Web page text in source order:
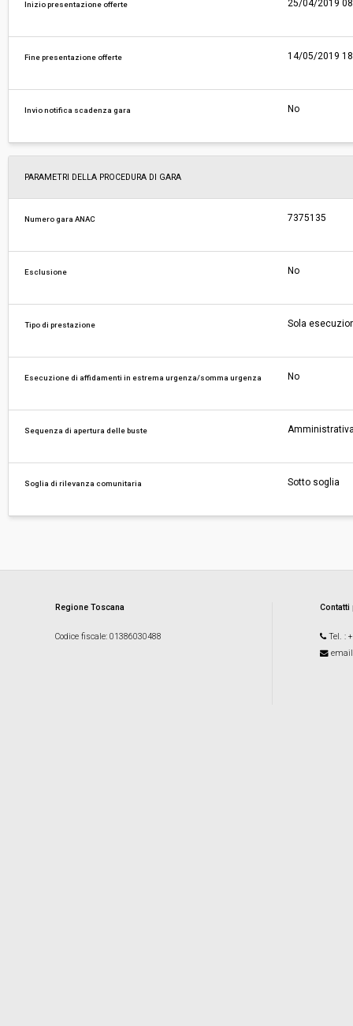
Inizio presentazione offerte 25/04/2019
Fine presentazione offerte 14/05/2019
Invio notifica scadenza gara No
PARAMETRI DELLA PROCEDURA DI GARA
Numero gara ANAC 7375135
Esclusione No
Tipo di prestazione Sola
Esecuzione di affidamenti in estrema urgenza/somma urgenza No
Sequenza di apertura delle buste
Soglia di rilevanza comunitaria Sotto soglia
Regione Toscana
Codice fiscale: 01386030488 Tel. :
email